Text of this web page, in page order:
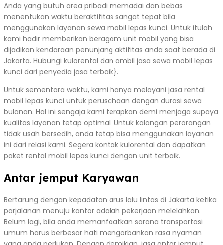
Anda yang butuh area pribadi memadai dan bebas
menentukan waktu beraktifitas sangat tepat bila
menggunakan layanan sewa mobil lepas kunci. Untuk itulah
kami hadir memberikan beragam unit mobil yang bisa
dijadikan kendaraan penunjang aktifitas anda saat berada di
Jakarta. Hubungi kulorental dan ambil jasa sewa mobil lepas
kunci dari penyedia jasa terbaik}.
Untuk sementara waktu, kami hanya melayani jasa rental
mobil lepas kunci untuk perusahaan dengan durasi sewa
bulanan. Hal ini sengaja kami terapkan demi menjaga supaya
kualitas layanan tetap optimal. Untuk kalangan perorangan
tidak usah bersedih, anda tetap bisa menggunakan layanan
ini dari relasi kami. Segera kontak kulorental dan dapatkan
paket rental mobil lepas kunci dengan unit terbaik.
Antar jemput Karyawan
Bertarung dengan kepadatan arus lalu lintas di Jakarta ketika
parjalanan menuju kantor adalah pekerjaan melelahkan.
Belum lagi, bila anda memanfaatkan sarana transportasi
umum harus berbesar hati mengorbankan rasa nyaman